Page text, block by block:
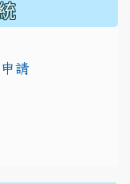
請